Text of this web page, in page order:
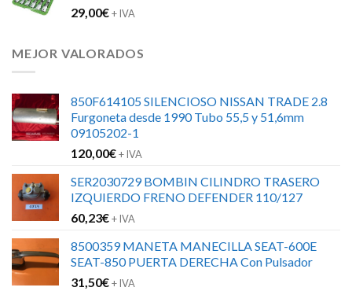
29,00€+ IVA
MEJOR VALORADOS
850F614105 SILENCIOSO NISSAN TRADE 2.8
Furgoneta desde 1990 Tubo 55,5 y 51,6mm
09105202-1
120,00€+ IVA
SER2030729 BOMBIN CILINDRO TRASERO
IZQUIERDO FRENO DEFENDER 110/127
60,23€+ IVA
8500359 MANETA MANECILLA SEAT-600E
SEAT-850 PUERTA DERECHA Con Pulsador
31,50€+ IVA